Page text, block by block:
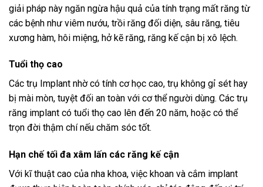
giải pháp này ngăn ngừa hậu quả của tính trạng mất răng từ
các bệnh như viêm nướu, trồi răng đối diện, sâu răng, tiêu
xương hàm, hôi miệng, hở kẽ răng, răng kế cận bị xô lệch.
Tuổi thọ cao
Các trụ Implant nhờ có tính cơ học cao, trụ không gỉ sét hay
bị mài mòn, tuyệt đối an toàn với cơ thể người dùng. Các trụ
răng implant có tuổi thọ cao lên đến 20 năm, hoặc có thể
trọn đời thậm chí nếu chăm sóc tốt.
Hạn chế tối đa xâm lấn các răng kế cận
Với kĩ thuật cao của nha khoa, việc khoan và cắm implant